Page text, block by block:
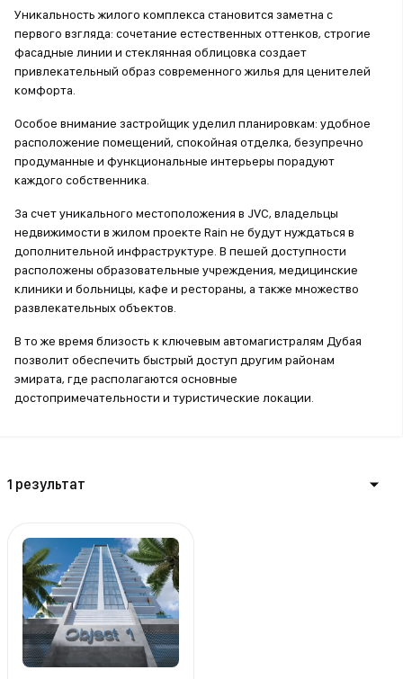
Уникальность жилого комплекса становится заметна с
первого взгляда: сочетание естественных оттенков, строгие
фасадные линии и стеклянная облицовка создает
привлекательный образ современного жилья для ценителей
комфорта.
Особое внимание застройщик уделил планировкам: удобное
расположение помещений, спокойная отделка, безупречно
продуманные и функциональные интерьеры порадуют
каждого собственника.
За счет уникального местоположения в JVC, владельцы
недвижимости в жилом проекте Rain не будут нуждаться в
дополнительной инфраструктуре. В пешей доступности
расположены образовательные учреждения, медицинские
клиники и больницы, кафе и рестораны, а также множество
развлекательных объектов.
В то же время близость к ключевым автомагистралям Дубая
позволит обеспечить быстрый доступ другим районам
эмирата, где располагаются основные
достопримечательности и туристические локации.
1 результат